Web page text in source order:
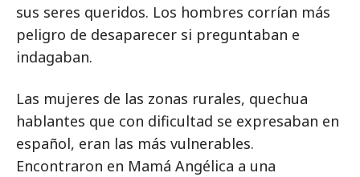
sus seres queridos. Los hombres corrían más
peligro de desaparecer si preguntaban e
indagaban.
Las mujeres de las zonas rurales, quechua
hablantes que con dificultad se expresaban en
español, eran las más vulnerables.
Encontraron en Mamá Angélica a una